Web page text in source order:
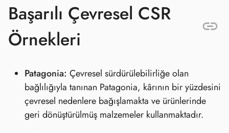
Başarılı Çevresel CSR
Örnekleri
Patagonia: Çevresel sürdürülebilirliğe olan
bağlılığıyla tanınan Patagonia, kârının bir yüzdesini
çevresel nedenlere bağışlamakta ve ürünlerinde
geri dönüştürülmüş malzemeler kullanmaktadır.